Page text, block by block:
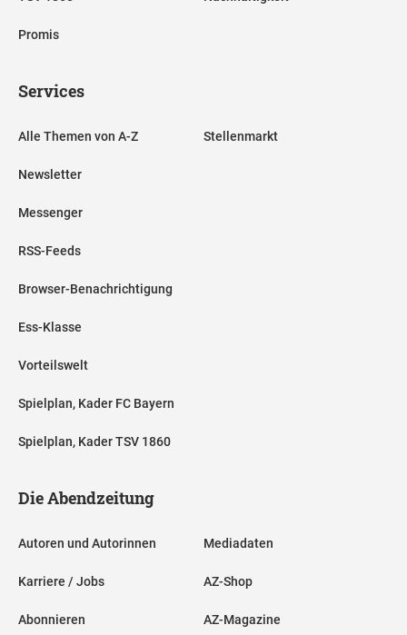
Promis
Services
Alle Themen von A-Z
Newsletter
Messenger
RSS-Feeds
Browser-Benachrichtigung
Ess-Klasse
Vorteilswelt
Spielplan, Kader FC Bayern
Spielplan, Kader TSV 1860
Stellenmarkt
Die Abendzeitung
Autoren und Autorinnen
Karriere / Jobs
Abonnieren
Mediadaten
AZ-Shop
AZ-Magazine